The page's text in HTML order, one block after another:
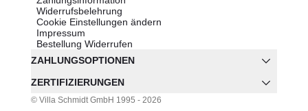
Widerrufsbelehrung
Cookie Einstellungen ändern
Impressum
Bestellung Widerrufen
ZAHLUNGSOPTIONEN
ZERTIFIZIERUNGEN
© Villa Schmidt GmbH 1995 - 2026